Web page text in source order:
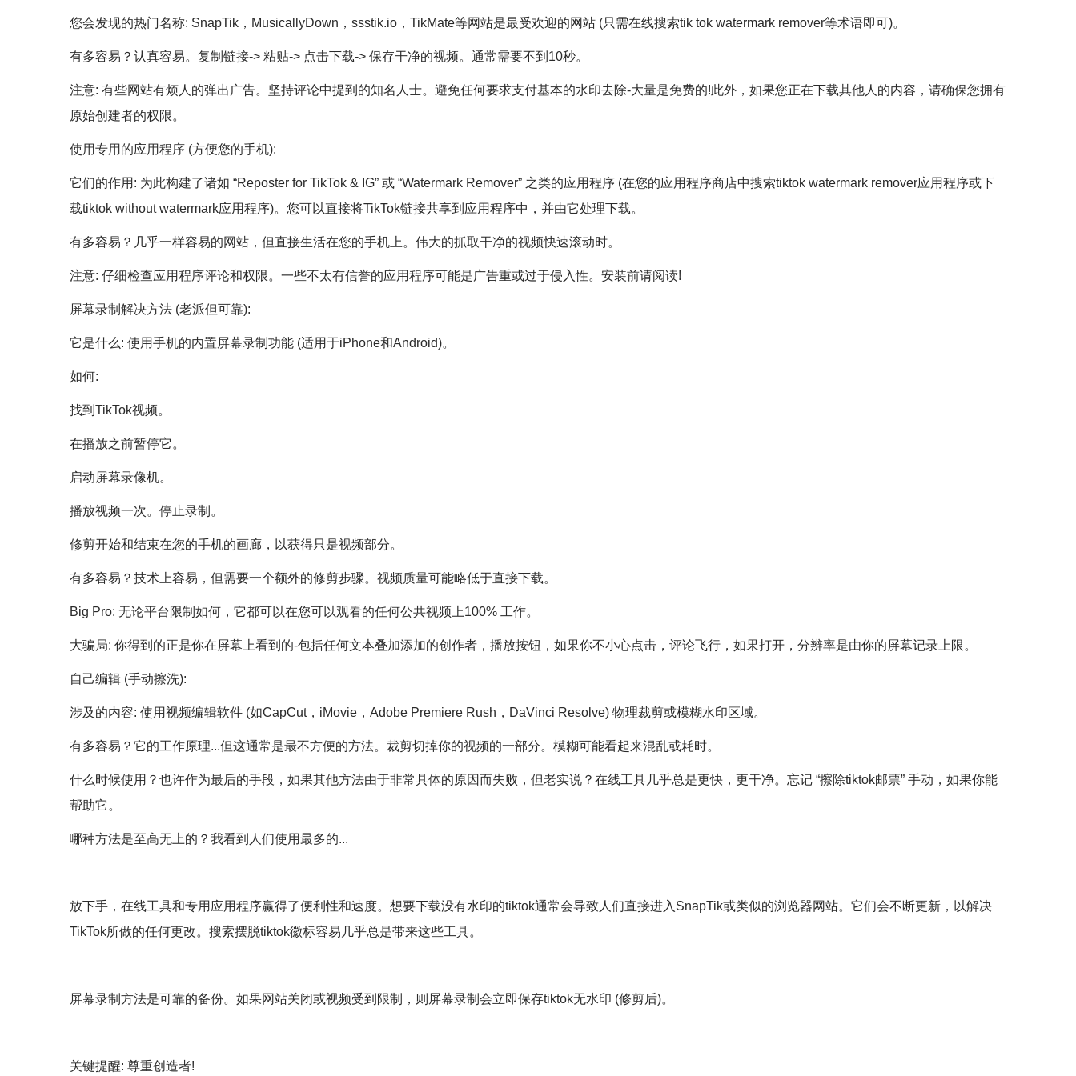
您会发现的热门名称: SnapTik，MusicallyDown，ssstik.io，TikMate等网站是最受欢迎的网站 (只需在线搜索tik tok watermark remover等术语即可)。
有多容易？认真容易。复制链接-> 粘贴-> 点击下载-> 保存干净的视频。通常需要不到10秒。
注意: 有些网站有烦人的弹出广告。坚持评论中提到的知名人士。避免任何要求支付基本的水印去除-大量是免费的!此外，如果您正在下载其他人的内容，请确保您拥有
原始创建者的权限。
使用专用的应用程序 (方便您的手机):
它们的作用: 为此构建了诸如 “Reposter for TikTok & IG” 或 “Watermark Remover” 之类的应用程序 (在您的应用程序商店中搜索tiktok watermark remover应用程序或下
载tiktok without watermark应用程序)。您可以直接将TikTok链接共享到应用程序中，并由它处理下载。
有多容易？几乎一样容易的网站，但直接生活在您的手机上。伟大的抓取干净的视频快速滚动时。
注意: 仔细检查应用程序评论和权限。一些不太有信誉的应用程序可能是广告重或过于侵入性。安装前请阅读!
屏幕录制解决方法 (老派但可靠):
它是什么: 使用手机的内置屏幕录制功能 (适用于iPhone和Android)。
如何:
找到TikTok视频。
在播放之前暂停它。
启动屏幕录像机。
播放视频一次。停止录制。
修剪开始和结束在您的手机的画廊，以获得只是视频部分。
有多容易？技术上容易，但需要一个额外的修剪步骤。视频质量可能略低于直接下载。
Big Pro: 无论平台限制如何，它都可以在您可以观看的任何公共视频上100% 工作。
大骗局: 你得到的正是你在屏幕上看到的-包括任何文本叠加添加的创作者，播放按钮，如果你不小心点击，评论飞行，如果打开，分辨率是由你的屏幕记录上限。
自己编辑 (手动擦洗):
涉及的内容: 使用视频编辑软件 (如CapCut，iMovie，Adobe Premiere Rush，DaVinci Resolve) 物理裁剪或模糊水印区域。
有多容易？它的工作原理...但这通常是最不方便的方法。裁剪切掉你的视频的一部分。模糊可能看起来混乱或耗时。
什么时候使用？也许作为最后的手段，如果其他方法由于非常具体的原因而失败，但老实说？在线工具几乎总是更快，更干净。忘记 “擦除tiktok邮票” 手动，如果你能
帮助它。
哪种方法是至高无上的？我看到人们使用最多的...
放下手，在线工具和专用应用程序赢得了便利性和速度。想要下载没有水印的tiktok通常会导致人们直接进入SnapTik或类似的浏览器网站。它们会不断更新，以解决
TikTok所做的任何更改。搜索摆脱tiktok徽标容易几乎总是带来这些工具。
屏幕录制方法是可靠的备份。如果网站关闭或视频受到限制，则屏幕录制会立即保存tiktok无水印 (修剪后)。
关键提醒: 尊重创造者!